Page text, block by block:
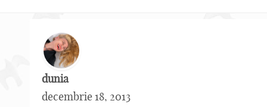
dunia
decembrie 18, 2013